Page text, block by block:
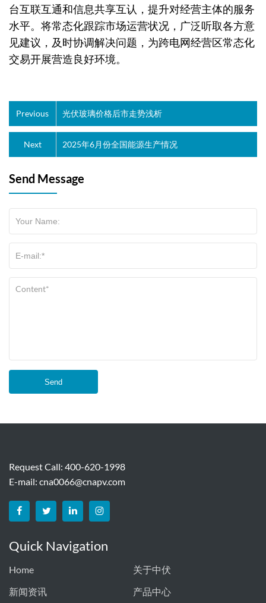
台互联互通和信息共享互认，提升对经营主体的服务
水平。将常态化跟踪市场运营状况，广泛听取各方意
见建议，及时协调解决问题，为跨电网经营区常态化
交易开展营造良好环境。
Previous 光伏玻璃价格后市走势浅析
2025年6月份全国能源生产情况
Next
Send Message
Send
Request Call: 400-620-1998
E-mail: cna0066@cnapv.com
Quick Navigation
Home
关于中伏
新闻资讯
产品中心